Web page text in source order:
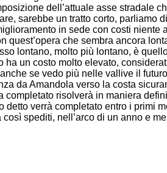
dell’attuale asse stradale
sarebbe un tratto corto, parliamo
in sede con costi niente
che sembra ancora
lontano, molto più lontano, è
un costo molto elevato,
se vedo più nelle vallive il
da Amandola verso la costa
risolverà in maniera
verrà completato entro i primi
spediti, nell’arco di un anno e